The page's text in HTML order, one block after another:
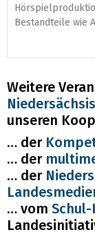
Bestandteile wie
Weitere
unseren
… der
… der
… der
… vom